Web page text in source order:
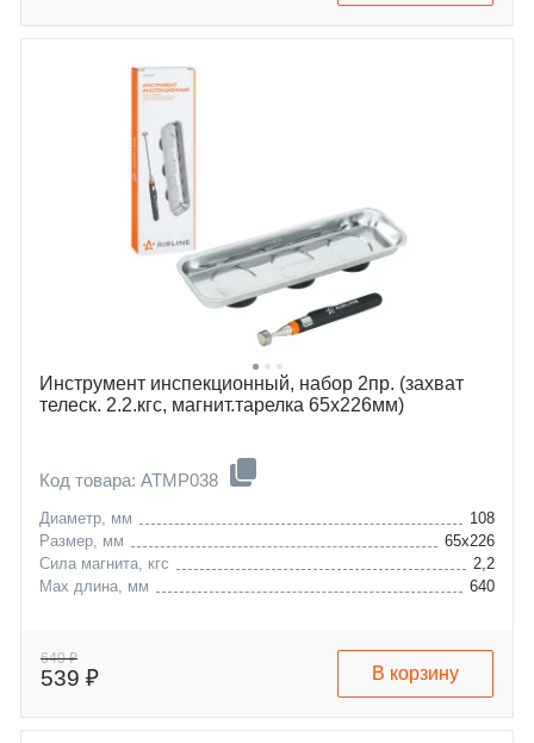
Инструмент инспекционный, набор 2пр. (захват
телеск. 2.2.кгс, магнит.тарелка 65х226мм)
Код товара: ATMP038
Диаметр, мм
108
Размер, мм
65х226
Сила магнита, кгс
2,2
Max длина, мм
640
640 ₽
539 ₽ В корзину